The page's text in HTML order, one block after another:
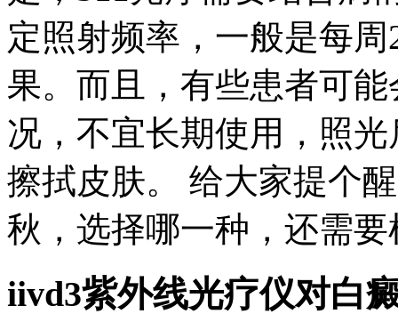
定照射频率，一般是每
果。而且，有些患者可
况，不宜长期使用，照
擦拭皮肤。 给大家提个
秋，选择哪一种，还需
iivd3紫外线光疗仪对白